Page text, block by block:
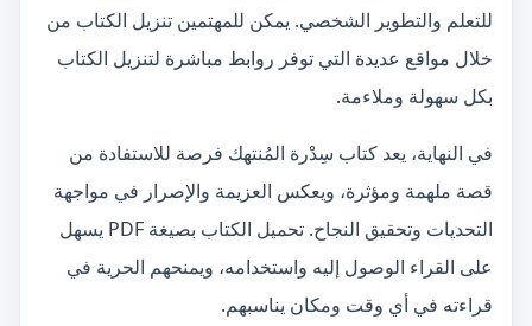
للتعلم والتطوير الشخصي. يمكن للمهتمين تنزيل الكتاب من
خلال مواقع عديدة التي توفر روابط مباشرة لتنزيل الكتاب
بكل سهولة وملاءمة.
في النهاية، يعد كتاب سِدْرة المُنتهك فرصة للاستفادة من
قصة ملهمة ومؤثرة، ويعكس العزيمة والإصرار في مواجهة
التحديات وتحقيق النجاح. تحميل الكتاب بصيغة PDF يسهل
على القراء الوصول إليه واستخدامه، ويمنحهم الحرية في
قراءته في أي وقت ومكان يناسبهم.